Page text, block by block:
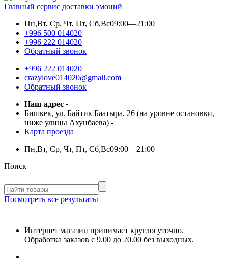
Главный сервис доставки эмоций
Пн,Вт, Ср, Чт, Пт, Сб,Вс09:00—21:00
+996 500 014020
+996 222 014020
Обратный звонок
+996 222 014020
crazylove014020@gmail.com
Обратный звонок
Наш адрес -
Бишкек, ул. Байтик Баатыра, 26 (на уровне остановки,
ниже улицы Ахунбаева) -
Карта проезда
Пн,Вт, Ср, Чт, Пт, Сб,Вс09:00—21:00
Поиск
Посмотреть все результаты
Интернет магазин принимает круглосуточно.
Обработка заказов с 9.00 до 20.00 без выходных.